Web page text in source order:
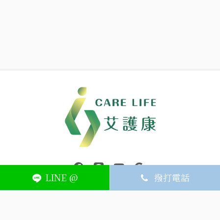
LINE @ 撥打電話
中壢醫療器材｜醫療器材補助｜出院醫療器材｜平鎮醫療器材｜艾
連結到facebook(另開視窗)
連結到Line(另開視窗)
連結到Youtube(另開視窗)
ABOUT